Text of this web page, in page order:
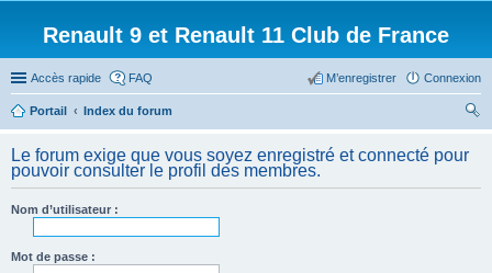
Renault 9 et Renault 11 Club de France
Accès rapide FAQ Connexion
M’enregistrer
Portail
Index du forum
her
ch
Le forum exige que vous soyez enregistré et connecté pour
pouvoir consulter le profil des membres.
Nom d’utilisateur :
Mot de passe :